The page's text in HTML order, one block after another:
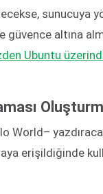
sunucuya
güvence altına
Ubuntu
World–
erişildiğinde